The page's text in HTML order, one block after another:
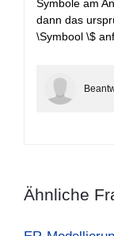
Symbole am
dann das
\Symbool \$
Ähnliche